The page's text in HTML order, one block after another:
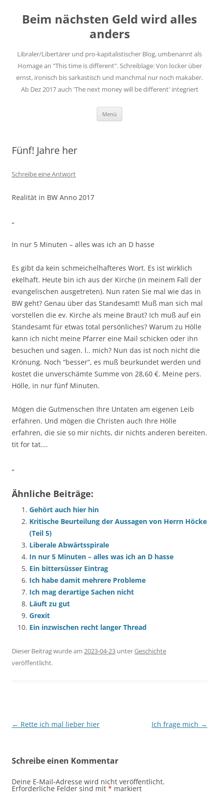
springen
Beim nächsten Geld wird alles
anders
Libraler/Libertärer und pro-kapitalistischer Blog, umbenannt als
Homage an "This time is different". Schreiblage: Von locker über
ernst, ironisch bis sarkastisch und manchmal nur noch makaber.
Ab Dez 2017 auch 'The next money will be different' integriert
Menü
Fünf! Jahre her
Schreibe eine Antwort
Realität in BW Anno 2017
„
In nur 5 Minuten – alles was ich an D hasse
Es gibt da kein schmeichelhafteres Wort. Es ist wirklich
ekelhaft. Heute bin ich aus der Kirche (in meinem Fall der
evangelischen ausgetreten). Nun raten Sie mal wie das in
BW geht? Genau über das Standesamt! Muß man sich mal
vorstellen die ev. Kirche als meine Braut? Ich muß auf ein
Standesamt für etwas total persönliches? Warum zu Hölle
kann ich nicht meine Pfarrer eine Mail schicken oder ihn
besuchen und sagen. l.. mich? Nun das ist noch nicht die
Krönung. Noch “besser”, es muß beurkundet werden und
kostet die unverschämte Summe von 28,60 €. Meine pers.
Hölle, in nur fünf Minuten.
Mögen die Gutmenschen Ihre Untaten am eigenen Leib
erfahren. Und mögen die Christen auch Ihre Hölle
erfahren, die sie so mir nichts, dir nichts anderen bereiten.
tit for tat….
„
Ähnliche Beiträge:
Gehört auch hier hin
Kritische Beurteilung der Aussagen von Herrn Höcke
(Teil 5)
Liberale Abwärtsspirale
In nur 5 Minuten – alles was ich an D hasse
Ein bittersüsser Eintrag
Ich habe damit mehrere Probleme
Ich mag derartige Sachen nicht
Läuft zu gut
Grexit
Ein inzwischen recht langer Thread
Dieser Beitrag wurde am 2023-04-23 unterGeschichte
veröffentlicht.
Beitragsnavigation
← Rette ich mal lieber hier Ich frage mich →
Schreibe einen Kommentar
Deine E-Mail-Adresse wird nicht veröffentlicht.
Erforderliche Felder sind mit * markiert